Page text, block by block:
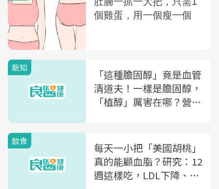
新知
「這種膽固醇」竟是血管
清道夫！一樣是膽固醇，
「植醇」厲害在哪？營養
飲食
每天一小把「美國胡桃」
真的能顧血脂？研究：12
週這樣吃，LDL下降、飲